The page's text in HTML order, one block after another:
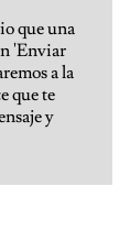
que una
'Enviar
a la
que te
y